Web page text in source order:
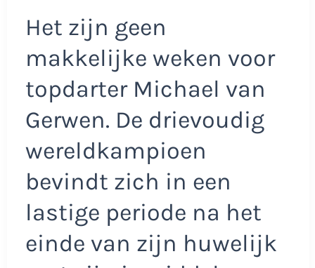
Het zijn geen
makkelijke weken voor
topdarter Michael van
Gerwen. De drievoudig
wereldkampioen
bevindt zich in een
lastige periode na het
einde van zijn huwelijk